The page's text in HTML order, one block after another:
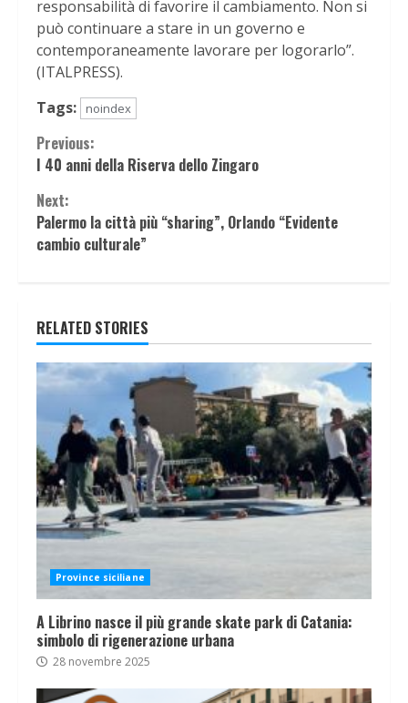
responsabilità di favorire il cambiamento. Non si
può continuare a stare in un governo e
contemporaneamente lavorare per logorarlo”.
(ITALPRESS).
Tags:
noindex
Continue
Reading
Previous:
I 40 anni della Riserva dello Zingaro
Next:
Palermo la città più “sharing”, Orlando “Evidente
cambio culturale”
RELATED STORIES
Province siciliane
A Librino nasce il più grande skate park di Catania:
simbolo di rigenerazione urbana
28 novembre 2025